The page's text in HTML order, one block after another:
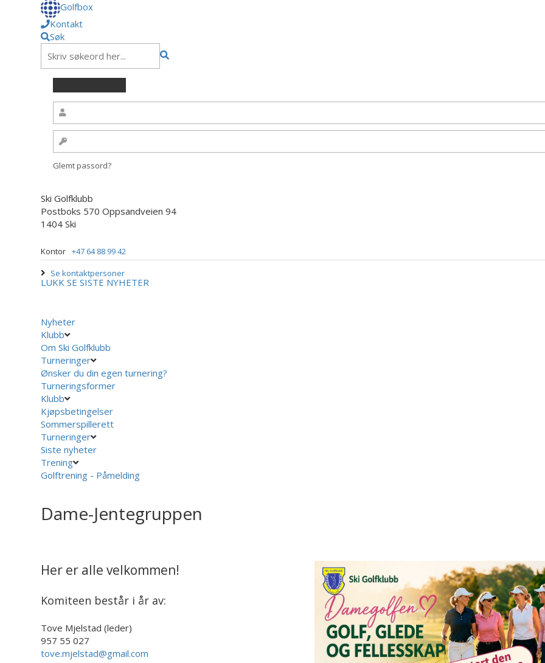
Golfbox
Kontakt
Søk
Glemt passord?
Ski Golfklubb
Postboks 570 Oppsandveien 94
1404 Ski
Kontor +47 64 88 99 42
Se kontaktpersoner
LUKK SE SISTE NYHETER
Nyheter
Klubb
Om Ski Golfklubb
Turneringer
Ønsker du din egen turnering?
Turneringsformer
Klubb
Kjøpsbetingelser
Sommerspillerett
Turneringer
Siste nyheter
Trening
Golftrening - Påmelding
Dame-Jentegruppen
Her er alle velkommen!
Komiteen består i år av:
Tove Mjelstad (leder)
957 55 027
tove.mjelstad@gmail.com